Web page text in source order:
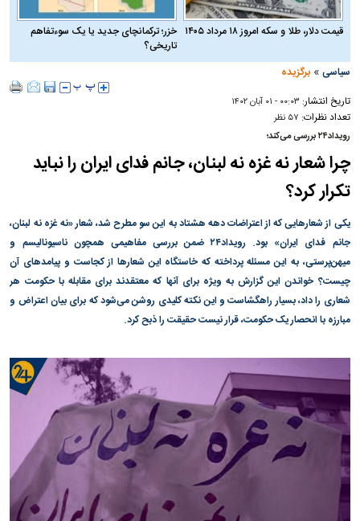
قیمت دلار، طلا و سکه امروز ۱۸ مرداد ۱۴۰۵
خزر؛ ترکمانچای جدید یا یک سوءتفاهم
تاریخی؟
سیاسی »برگزیده
تاریخ انتشار: ۰۰:۰۳ - ۰۱ آبان ۱۴۰۲
تعداد نظرات: ۵۷ نظر
رویداد۲۴ بررسی می‌کند؛
چرا شعار نه غزه نه لبنان، جانم فدای ایران را نباید
تکرار کرد؟
یکی از شعارهایی که از اعتراضات دهه هشتاد به این سو مطرح شد، شعار «نه غزه نه لبنان،
جانم فدای ایران» بود. رویداد۲۴ ضمن بررسی مفاهیمی همچون ناسیونالیسم و
میهن‌پرستی، به این مسئله پرداخته که خاستگاه این شعارها از کجاست و پیامدهای آن
چیست؟ خواندن این گزارش به ویژه برای آنها که معتقدند برای مقابله با حکومت هر
شعاری را داد، بسیار راهگشاست و این نکته کلیدی روشن می‌شود که برای بیان اعتراض و
مبارزه با انحصار یک حکومت، قرار نیست حقیقت را ذبح کرد.